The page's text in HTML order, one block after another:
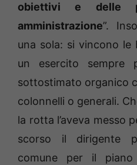
obiettivi e delle
amministrazione”.
una sola: si vincono
un esercito sempre
sottostimato organico
colonnelli o generali.
la rotta l’aveva messo
scorso il dirigente
comune per il